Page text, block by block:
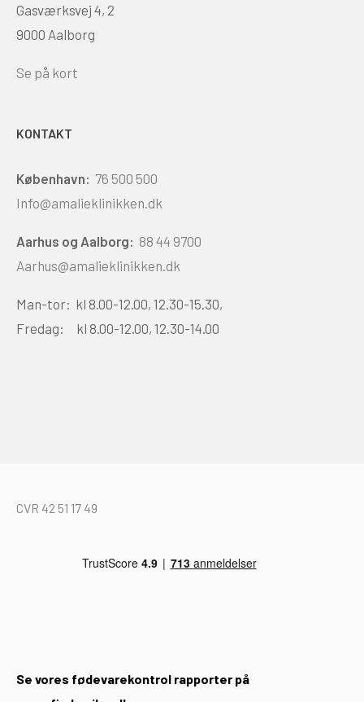
Gasværksvej 4, 2
9000 Aalborg
Se på kort
KONTAKT
København: 76 500 500
Info@amalieklinikken.dk
Aarhus og Aalborg: 88 44 9700
Aarhus@amalieklinikken.dk
Man-tor: kl 8.00-12.00, 12.30-15.30,
Fredag: kl 8.00-12.00, 12.30-14.00
CVR 42 51 17 49
Se vores fødevarekontrol rapporter på